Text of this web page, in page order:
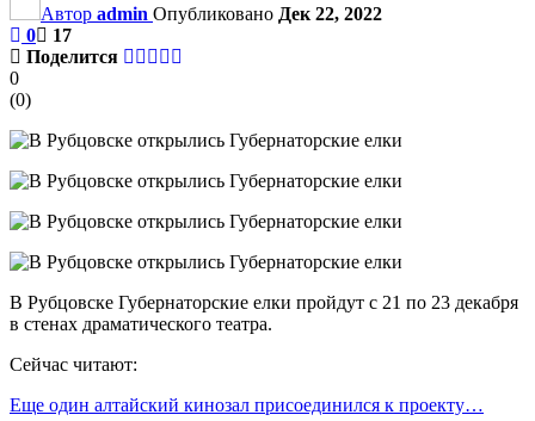
Автор admin Опубликовано Дек 22, 2022
0
17
Поделится
0
(0)
В Рубцовске Губернаторские елки пройдут с 21 по 23 декабря
в стенах драматического театра.
Сейчас читают:
Еще один алтайский кинозал присоединился к проекту…